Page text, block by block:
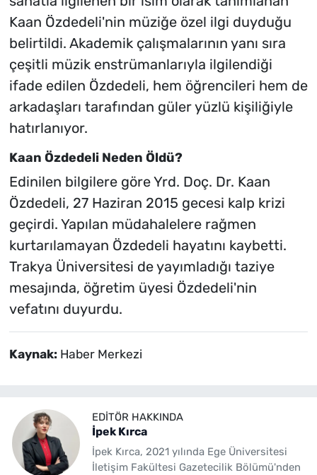
Kaan Özdedeli'nin müziğe özel ilgi duyduğu
belirtildi. Akademik çalışmalarının yanı sıra
çeşitli müzik enstrümanlarıyla ilgilendiği
ifade edilen Özdedeli, hem öğrencileri hem de
arkadaşları tarafından güler yüzlü kişiliğiyle
hatırlanıyor.
Kaan Özdedeli Neden Öldü?
Edinilen bilgilere göre Yrd. Doç. Dr. Kaan
Özdedeli, 27 Haziran 2015 gecesi kalp krizi
geçirdi. Yapılan müdahalelere rağmen
kurtarılamayan Özdedeli hayatını kaybetti.
Trakya Üniversitesi de yayımladığı taziye
mesajında, öğretim üyesi Özdedeli'nin
vefatını duyurdu.
Kaynak: Haber Merkezi
EDITÖR HAKKINDA
İpek Kırca
İpek Kırca, 2021 yılında Ege Üniversitesi
İletişim Fakültesi Gazetecilik Bölümü'nden